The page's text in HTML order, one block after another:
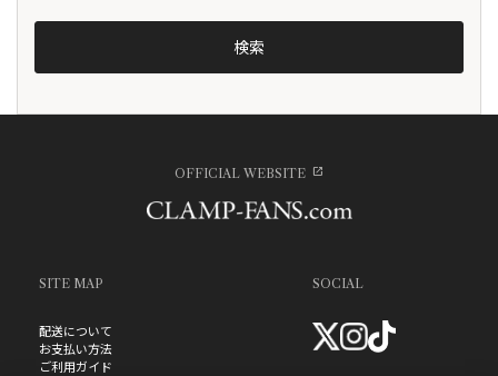
OFFICIAL WEBSITE
SITE MAP
配送について
お支払い方法
ご利用ガイド
SOCIAL